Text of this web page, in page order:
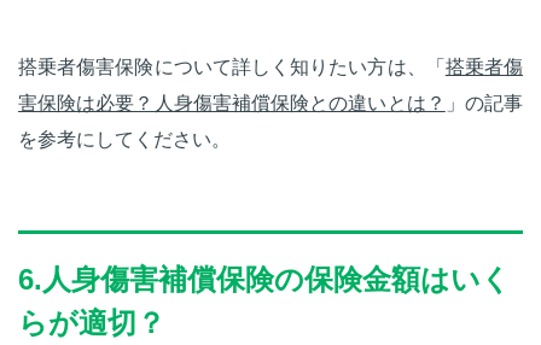
搭乗者傷害保険について詳しく知りたい方は、「 搭乗者傷
害保険は必要？人身傷害補償保険との違いとは？ 」の記事
を参考にしてください。
6.人身傷害補償保険の保険金額はいく
らが適切？